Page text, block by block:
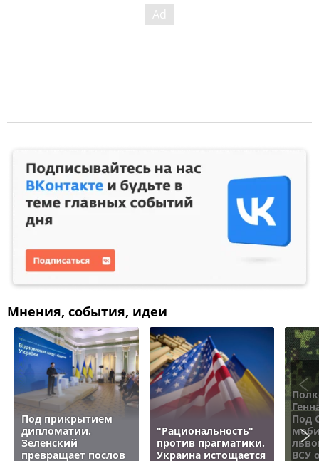
Мнения, события, идеи
Под прикрытием
дипломатии.
Зеленский
превращает послов
"Рациональность"
против прагматики.
Украина истощается
Под
ВСУ